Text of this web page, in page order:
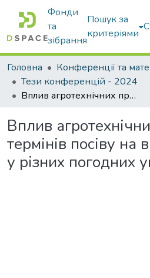
Фонди
та
зібрання
Пошук за
критеріями
Головна
Тези конференцій - 2024
Вплив агротехнічних прийомів та термінів посіву на врожайність сої у різних погодних умовах
Вплив
термінів посіву на
у різних погодних